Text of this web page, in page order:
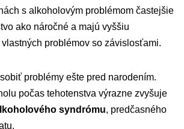
s alkoholovým problémom častejšie
ako náročné a majú vyššiu
problémov so závislosťami.
problémy ešte pred narodením.
počas tehotenstva výrazne zvyšuje
syndrómu, predčasného